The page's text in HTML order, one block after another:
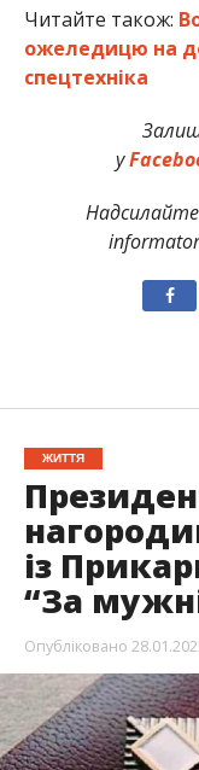
Читайте також:
ожеледицю на
спецтехніка
у
ЖИТТЯ
із
“За
Опубліковано